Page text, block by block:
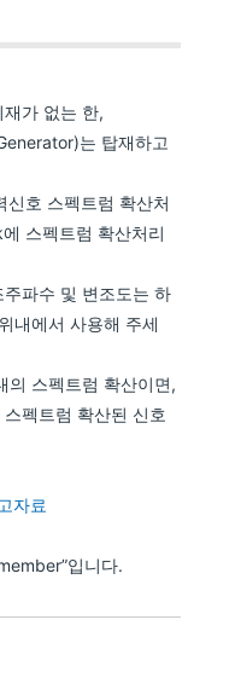
가 없는 한,
는 탑재하고
신호 스펙트럼 확산처
스펙트럼 확산처리
파수 및 변조도는 하
내에서 사용해 주세
의 스펙트럼 확산이면,
펙트럼 확산된 신호
자료
입니다.